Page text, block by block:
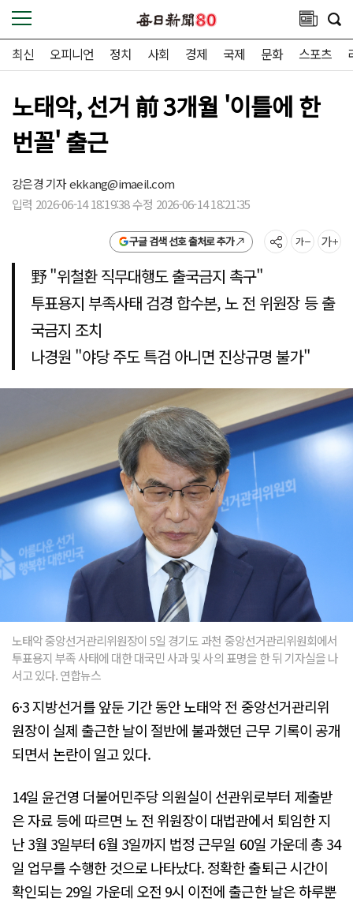
최신 오피니언 정치 사회 경제 국제 문화 스포츠
노태악, 선거 前 3개월 '이틀에 한
번꼴' 출근
강은경 기자ekkang@imaeil.com
입력 2026-06-14 18:19:38 수정 2026-06-14 18:21:35
구글 검색 선호 출처로 추가
野 "위철환 직무대행도 출국금지 촉구"
투표용지 부족사태 검경 합수본, 노 전 위원장 등 출
국금지 조치
나경원 "야당 주도 특검 아니면 진상규명 불가"
노태악 중앙선거관리위원장이 5일 경기도 과천 중앙선거관리위원회에서
투표용지 부족 사태에 대한 대국민 사과 및 사의 표명을 한 뒤 기자실을 나
서고 있다. 연합뉴스
6·3 지방선거를 앞둔 기간 동안 노태악 전 중앙선거관리위
원장이 실제 출근한 날이 절반에 불과했던 근무 기록이 공개
되면서 논란이 일고 있다.
14일 윤건영 더불어민주당 의원실이 선관위로부터 제출받
은 자료 등에 따르면 노 전 위원장이 대법관에서 퇴임한 지
난 3월 3일부터 6월 3일까지 법정 근무일 60일 가운데 총 34
일 업무를 수행한 것으로 나타났다. 정확한 출퇴근 시간이
확인되는 29일 가운데 오전 9시 이전에 출근한 날은 하루뿐